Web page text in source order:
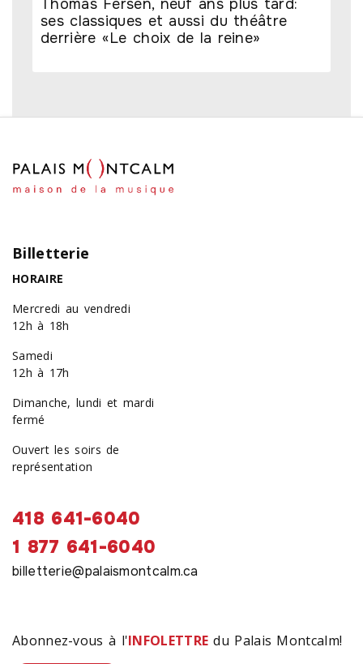
Thomas Fersen, neuf ans plus tard:
ses classiques et aussi du théâtre
derrière «Le choix de la reine»
Abonnez-vous à l'INFOLETTRE du Palais Montcalm!
Billetterie
HORAIRE
Mercredi au vendredi
12h à 18h
Samedi
12h à 17h
Dimanche, lundi et mardi
fermé
Ouvert les soirs de
représentation
418 641-6040
1 877 641-6040
billetterie@palaismontcalm.ca